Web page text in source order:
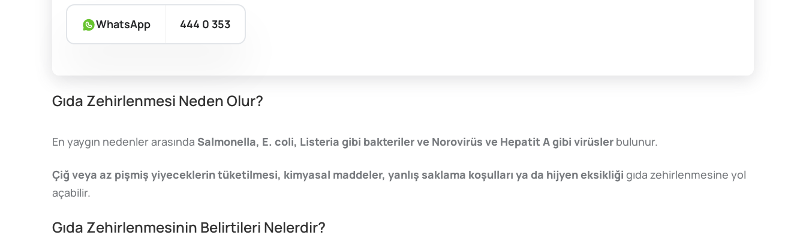
WhatsApp 444 0 353
Gıda Zehirlenmesi Neden Olur?
En yaygın nedenler arasında Salmonella, E. coli, Listeria gibi bakteriler ve Norovirüs ve Hepatit A gibi virüsler bulunur.
Çiğ veya az pişmiş yiyeceklerin tüketilmesi, kimyasal maddeler, yanlış saklama koşulları ya da hijyen eksikliği gıda zehirlenmesine yol
açabilir.
Gıda Zehirlenmesinin Belirtileri Nelerdir?